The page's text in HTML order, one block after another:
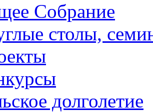
Собрание
столы,
долголетие